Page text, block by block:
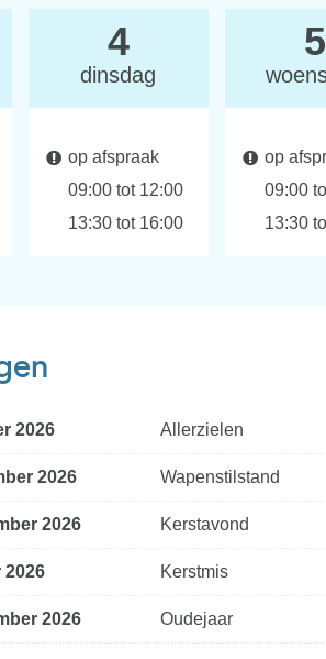
4
dinsdag
op afspraak
09:00tot 12:00
&
13:30tot 16:00
5
op
09:00
&
13:30
2026 Allerzielen
2026 Wapenstilstand
2026 Kerstavond
2026 Kerstmis
2026 Oudejaar